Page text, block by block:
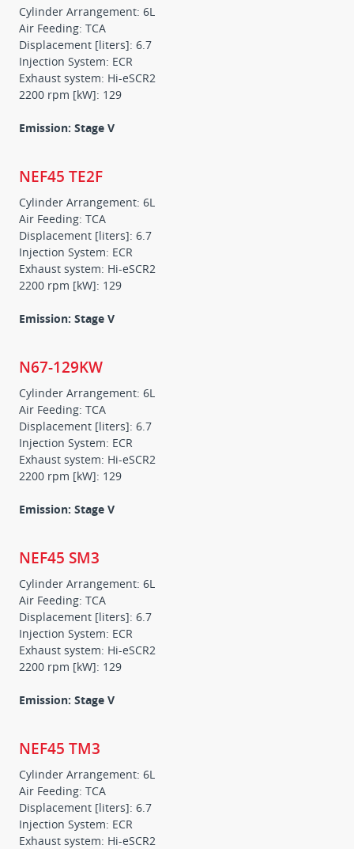
Cylinder Arrangement: 6L
Air Feeding: TCA
Displacement [liters]: 6.7
Injection System: ECR
Exhaust system: Hi-eSCR2
2200 rpm [kW]: 129
Emission: Stage V
NEF45 TE2F
Cylinder Arrangement: 6L
Air Feeding: TCA
Displacement [liters]: 6.7
Injection System: ECR
Exhaust system: Hi-eSCR2
2200 rpm [kW]: 129
Emission: Stage V
N67-129KW
Cylinder Arrangement: 6L
Air Feeding: TCA
Displacement [liters]: 6.7
Injection System: ECR
Exhaust system: Hi-eSCR2
2200 rpm [kW]: 129
Emission: Stage V
NEF45 SM3
Cylinder Arrangement: 6L
Air Feeding: TCA
Displacement [liters]: 6.7
Injection System: ECR
Exhaust system: Hi-eSCR2
2200 rpm [kW]: 129
Emission: Stage V
NEF45 TM3
Cylinder Arrangement: 6L
Air Feeding: TCA
Displacement [liters]: 6.7
Injection System: ECR
Exhaust system: Hi-eSCR2